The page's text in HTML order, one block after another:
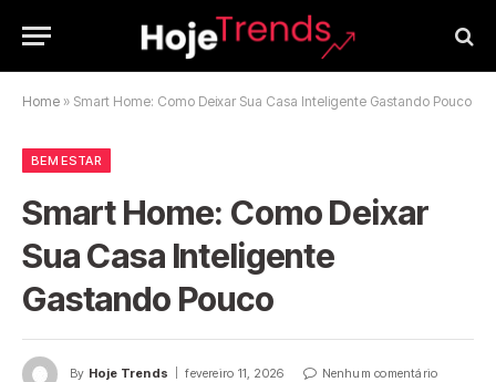
Home » Smart Home: Como Deixar Sua Casa Inteligente Gastando Pouco
BEM ESTAR
Smart Home: Como Deixar
Sua Casa Inteligente
Gastando Pouco
By Hoje Trends fevereiro 11, 2026
Nenhum comentário